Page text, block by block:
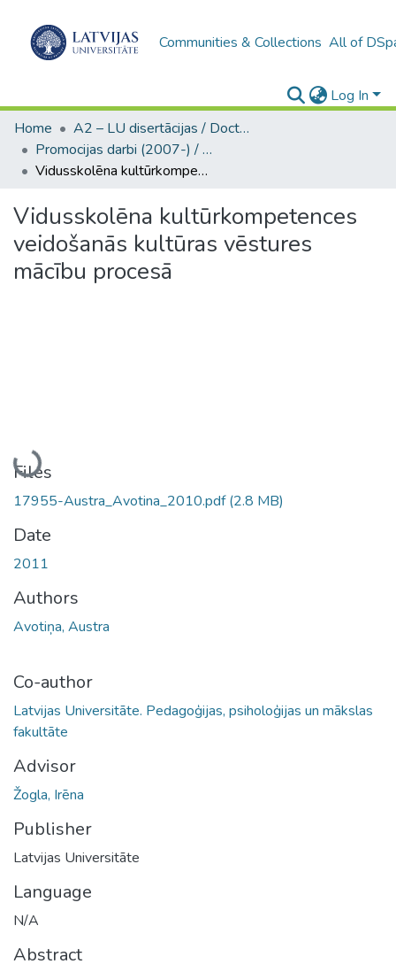
Communities & Collections All of
Log In
Home
A2 – LU disertācijas / Doctoral theses UL
Promocijas darbi (2007-) / Theses PhD
Vidusskolēna kultūrkompetences veidošanās kultūras vēstures mācību procesā
Vidusskolēna kultūrkompetences
veidošanās kultūras vēstures
mācību procesā
Loading...
Files
17955-Austra_Avotina_2010.pdf(2.8 MB)
Date
2011
Authors
Avotiņa, Austra
Co-author
Latvijas Universitāte. Pedagoģijas, psiholoģijas un mākslas
fakultāte
Advisor
Žogla, Irēna
Publisher
Latvijas Universitāte
Language
N/A
Abstract